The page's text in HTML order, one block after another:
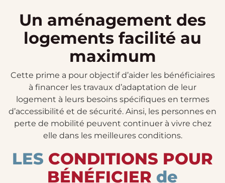
Un aménagement des
logements facilité au
maximum
Cette prime a pour objectif d’aider les bénéficiaires
à financer les travaux d’adaptation de leur
logement à leurs besoins spécifiques en termes
d’accessibilité et de sécurité. Ainsi, les personnes en
perte de mobilité peuvent continuer à vivre chez
elle dans les meilleures conditions.
LES CONDITIONS POUR
BÉNÉFICIER de